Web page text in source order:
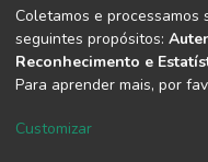
Cookie settings | Privacy
Coletamos e processamos
seguintes propósitos:
Reconhecimento e
Para aprender mais, por
Customizar